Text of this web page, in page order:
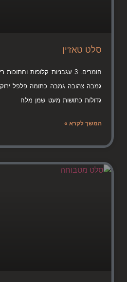
סלט טאז'ין
חומרים: 3 עגבניות קלופות
גדולות כתושות מעט שמן מלח
המשך לקרא »